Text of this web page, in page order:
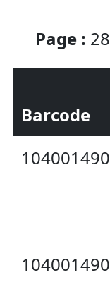
Page :
Barcode